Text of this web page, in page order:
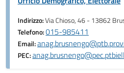
Indirizzo:Via Chioso, 46 - 13862
Telefono:015-985411
Email:
PEC: